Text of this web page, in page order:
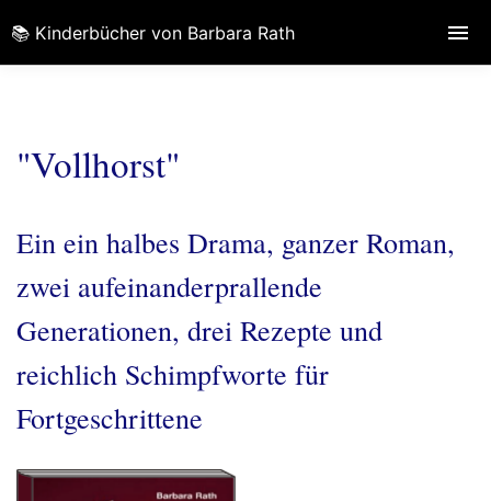
"Vollhorst"
Ein ein halbes Drama, ganzer Roman,
zwei aufeinanderprallende
Generationen, drei Rezepte und
reichlich Schimpfworte für
Fortgeschrittene
📚 Kinderbücher von Barbara Rath